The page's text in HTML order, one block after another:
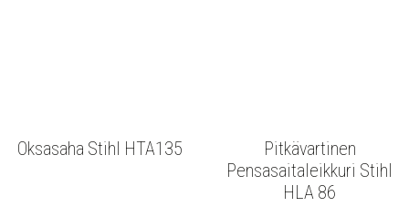
Oksasaha Stihl HTA135
Pitkävartinen
Pensasaitaleikkuri Stihl
HLA 86